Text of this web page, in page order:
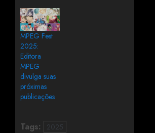
MPEG Fest
2025:
Editora
MPEG
divulga suas
próximas
publicações
Tags:
2025